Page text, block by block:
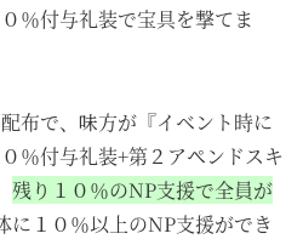
％付与礼装で宝具を撃てま
布で、味方が『イベント時に
％付与礼装+第２アペンドスキ
残り１０％のNP支援で全員が
に１０％以上のNP支援ができ